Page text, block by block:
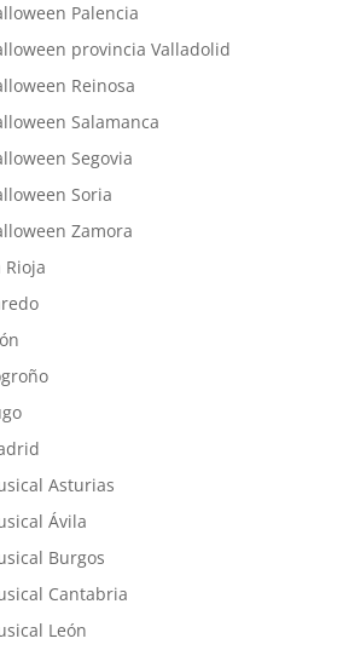
Palencia
provincia Valladolid
Reinosa
Salamanca
Segovia
Soria
Zamora
Rioja
Asturias
Ávila
Burgos
Cantabria
León